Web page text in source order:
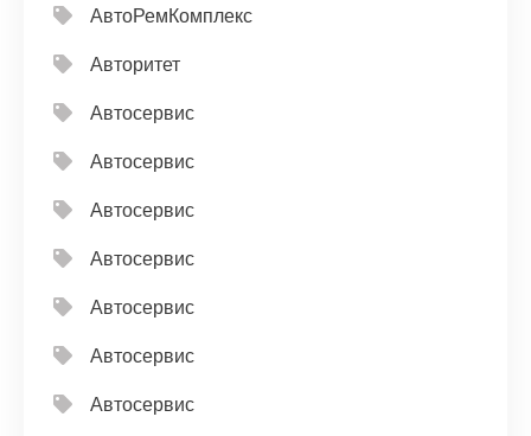
АвтоРемКомплекс
Авторитет
Автосервис
Автосервис
Автосервис
Автосервис
Автосервис
Автосервис
Автосервис